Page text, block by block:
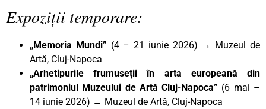
Expoziții temporare:
„Memoria Mundi” (4 – 21 iunie 2026) → Muzeul de
Artă, Cluj-Napoca
„Arhetipurile frumuseții în arta europeană din
patrimoniul Muzeului de Artă Cluj-Napoca” (6 mai –
14 iunie 2026) → Muzeul de Artă, Cluj-Napoca